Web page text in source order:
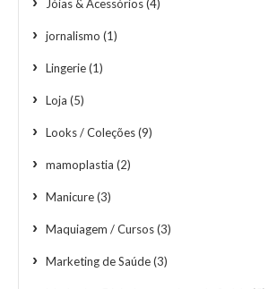
Jóias & Acessórios(4)
jornalismo (1)
Lingerie(1)
Loja (5)
Looks / Coleções(9)
mamoplastia (2)
Manicure(3)
Maquiagem / Cursos(3)
Marketing de Saúde(3)